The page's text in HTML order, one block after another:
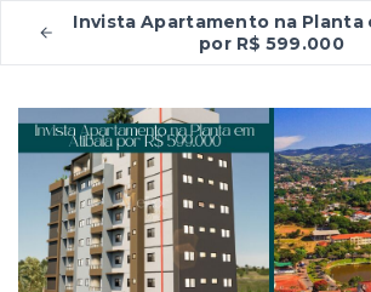
Invista Apartamento na Planta
por R$ 599.000